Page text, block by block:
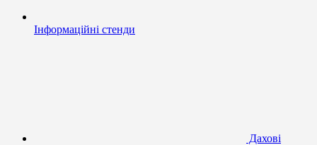
Інформаційні стенди
Дахові